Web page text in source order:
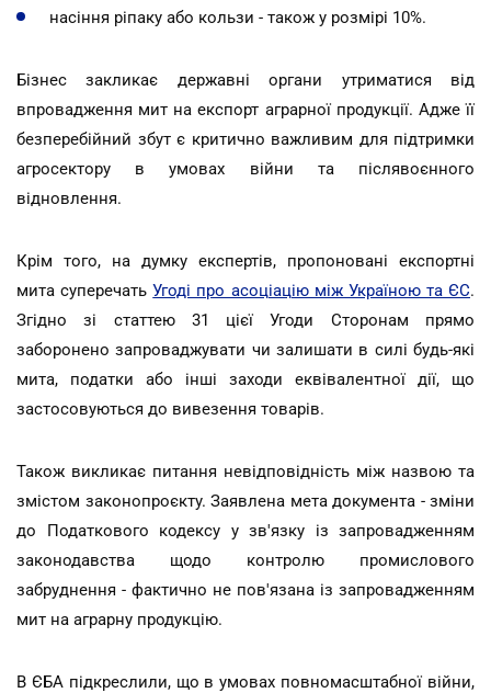
насіння ріпаку або кользи - також у розмірі 10%.
Бізнес закликає державні органи утриматися від
впровадження мит на експорт аграрної продукції. Адже її
безперебійний збут є критично важливим для підтримки
агросектору в умовах війни та післявоєнного
відновлення.
Крім того, на думку експертів, пропоновані експортні
мита суперечатьУгоді про асоціацію між Україною та ЄС.
Згідно зі статтею 31 цієї Угоди Сторонам прямо
заборонено запроваджувати чи залишати в силі будь-які
мита, податки або інші заходи еквівалентної дії, що
застосовуються до вивезення товарів.
Також викликає питання невідповідність між назвою та
змістом законопроєкту. Заявлена мета документа - зміни
до Податкового кодексу у зв'язку із запровадженням
законодавства щодо контролю промислового
забруднення - фактично не пов'язана із запровадженням
мит на аграрну продукцію.
В ЄБА підкреслили, що в умовах повномасштабної війни,